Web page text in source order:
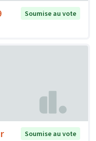
Soumise au vote
Soumise au vote